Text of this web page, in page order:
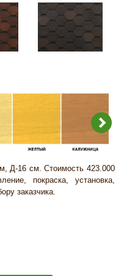
Д-16 см. Стоимость 423.000
покраска, установка,
заказчика.